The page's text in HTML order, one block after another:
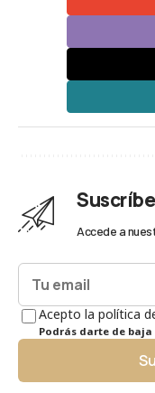
Accede a
Acepto la política
Podrás darte de